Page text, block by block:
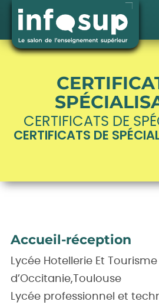
CERTIFICATS DE
CERTIFICATS DE
Accueil-réception
Lycée Hotellerie Et Tourisme
d’Occitanie,Toulouse
Lycée professionnel et